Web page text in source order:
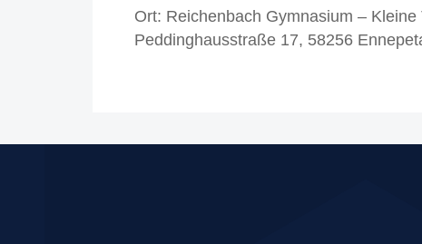
Ort: Reichenbach Gymnasium – Kleine
Peddinghausstraße 17, 58256